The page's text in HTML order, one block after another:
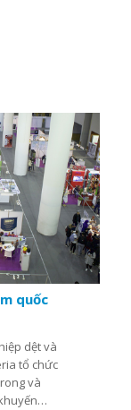
quốc
dệt và
tổ chức
và